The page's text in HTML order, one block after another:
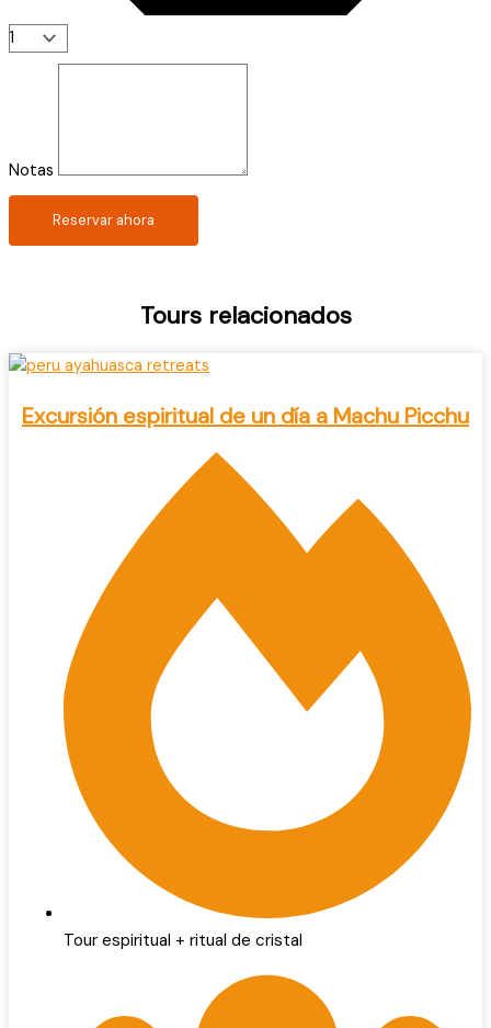
Notas
Reservar ahora
Tours relacionados
Excursión espiritual de un día a Machu Picchu
Tour espiritual + ritual de cristal